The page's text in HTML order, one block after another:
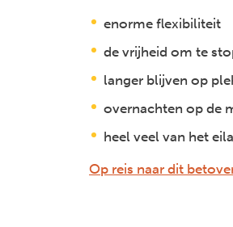
enorme flexibiliteit
de vrijheid om te
langer blijven op
overnachten op de
heel veel van het
Op reis naar dit